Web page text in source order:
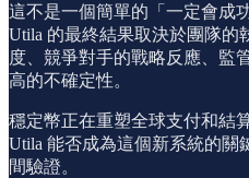
這不是一個簡單的「一定會成
Utila 的最終結果取決於團隊的
度、競爭對手的戰略反應、監
高的不確定性。
穩定幣正在重塑全球支付和結
Utila 能否成為這個新系統的關
間驗證。